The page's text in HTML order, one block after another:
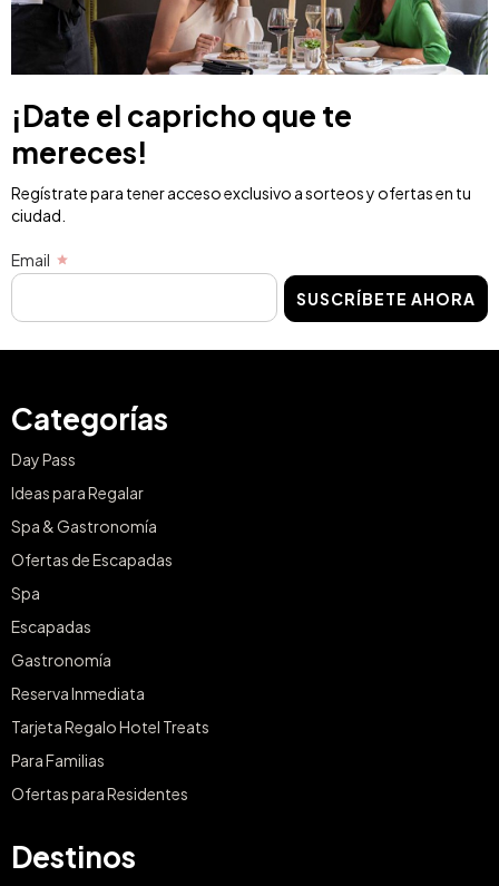
¡Date el capricho que te
mereces!
Regístrate para tener acceso exclusivo a sorteos y ofertas en tu
ciudad.
Email
SUSCRÍBETE AHORA
Categorías
Day Pass
Ideas para Regalar
Spa & Gastronomía
Ofertas de Escapadas
Spa
Escapadas
Gastronomía
Reserva Inmediata
Tarjeta Regalo Hotel Treats
Para Familias
Ofertas para Residentes
Destinos